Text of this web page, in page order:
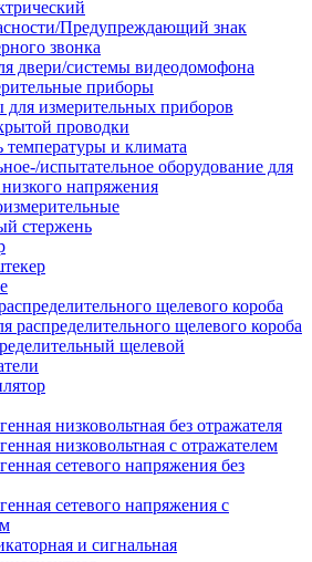
Предупреждающий знак
звонка
двери/системы видеодомофона
приборы
для измерительных приборов
проводки
температуры и климата
испытательное оборудование для
напряжения
стержень
щелевого короба
распределительного щелевого короба
щелевой
низковольтная без отражателя
низковольтная с отражателем
сетевого напряжения без
сетевого напряжения с
и сигнальная